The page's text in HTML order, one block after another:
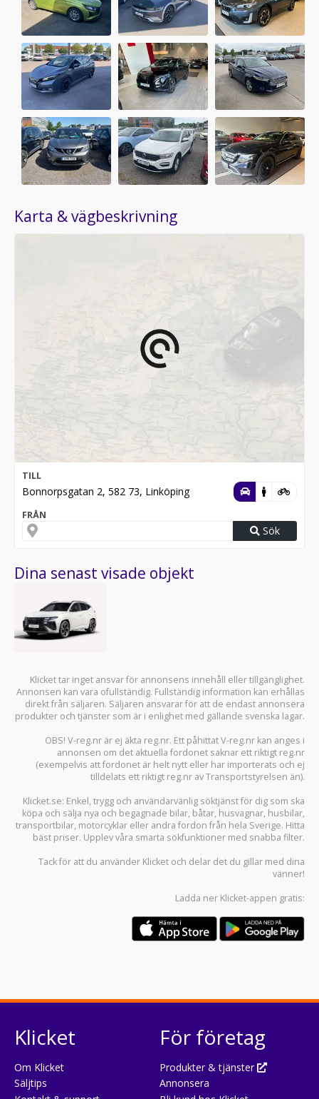
Karta & vägbeskrivning
TILL
Bonnorpsgatan 2, 582 73, Linköping
FRÅN
Sök
Dina senast visade objekt
Klicket tar inget ansvar för annonsens innehåll eller tillgänglighet.
Annonsen kan vara ofullständig. Fullständig information kan erhållas
direkt från säljaren. Säljaren ansvarar för att de endast annonsera
produkter och tjänster som är i enlighet med gällande svenska lagar.
OBS! V-reg.nr är ej äkta reg.nr. Ett påhittat V-reg.nr kan anges i
annonsen om det aktuella fordonet saknar ett riktigt reg.nr
(exempelvis att fordonet är helt nytt eller har importerats och ej
tilldelats ett riktigt reg.nr av Transportstyrelsen än).
Klicket.se: Enkel, trygg och användarvänlig söktjänst för dig som ska
köpa och sälja nya och begagnade bilar, båtar, husvagnar, husbilar,
transportbilar, motorcyklar eller andra fordon från hela Sverige. Hitta
bäst priser. Upplev våra smarta sökfunktioner med snabba filter.
Tack för att du använder Klicket och delar det du gillar med dina
vänner!
Ladda ner Klicket-appen gratis:
Klicket
Om Klicket
Säljtips
För företag
Produkter & tjänster
Annonsera